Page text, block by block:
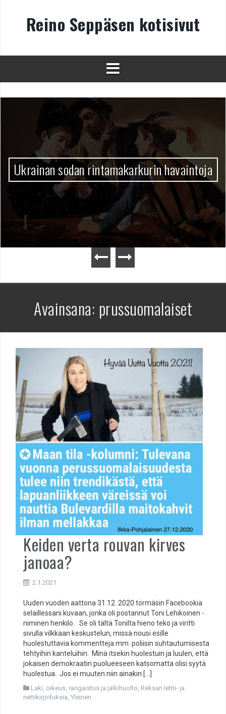
Reino Seppäsen kotisivut
Ukrainan sodan rintamakarkurin havaintoja
Avainsana: prussuomalaiset
Keiden verta rouvan kirves
janoaa?
2.1.2021
Uuden vuoden aattona 31.12. 2020 törmäsin Facebookia
selaillessani kuvaan, jonka oli postannut Toni Lehikoinen -
niminen henkilö. Se oli tältä Tonilta hieno teko ja viritti
sivulla vilkkaan keskustelun, missä nousi esille
huolestuttavia kommentteja mm. poliisin suhtautumisesta
tehtyihin kanteluihin. Minä itsekin huolestuin ja luulen, että
jokaisen demokraatin puolueeseen katsomatta olisi syytä
huolestua. Jos ei muuten niin ainakin […]
Laki, oikeus, rangaistus ja jälkihuolto, Reksan lehti- ja
nettikirjoituksia, Yleinen